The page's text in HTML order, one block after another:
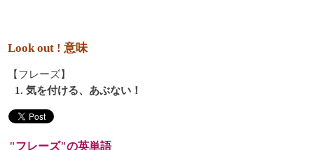
Look out ! 意味
【フレーズ】
1. 気を付ける、あぶない！
"フレーズ"の英単語